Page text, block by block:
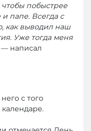
побыстрее
и папе. Всегда с
как выводил наш
Уже тогда меня
— написал
с того
календаре.